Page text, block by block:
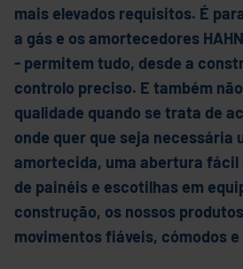
mais elevados requisitos. É
a gás e os amortecedores
- permitem tudo, desde a
controlo preciso. E também
qualidade quando se trata de
onde quer que seja necessária
amortecida, uma abertura fácil
de painéis e escotilhas em
construção, os nossos
movimentos fiáveis, cómodos